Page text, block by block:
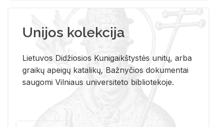
Unijos kolekcija
Lietuvos Didžiosios Kunigaikštystės unitų, arba
graikų apeigų katalikų, Bažnyčios dokumentai
saugomi Vilniaus universiteto bibliotekoje.